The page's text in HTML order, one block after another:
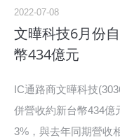
2022-07-08
文曄科技6月份
幣434億元
IC通路商文曄科技
併營收約新台幣434億
3%，與去年同期營收